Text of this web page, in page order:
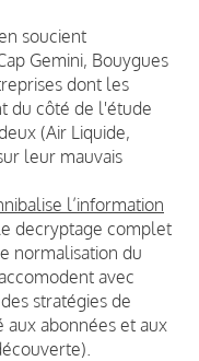
soucient
Gemini, Bouygues
dont les
du côté de l'étude
(Air Liquide,
leur mauvais
l’information
decryptage complet
normalisation du
avec
stratégies de
aux abonnées et aux